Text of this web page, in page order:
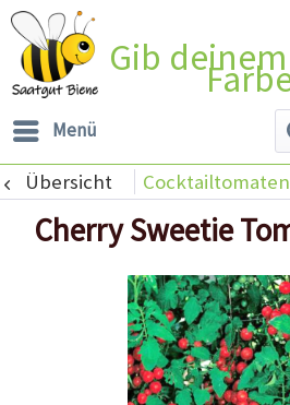
Gib
Menü
Übersicht Cocktailtomaten
Cherry Sweetie